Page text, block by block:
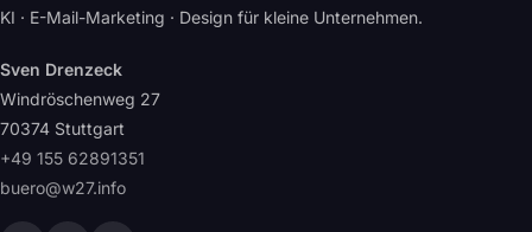
KI · E-Mail-Marketing · Design für kleine Unternehmen.
Sven Drenzeck
Windröschenweg 27
70374 Stuttgart
+49 155 62891351
buero@w27.info